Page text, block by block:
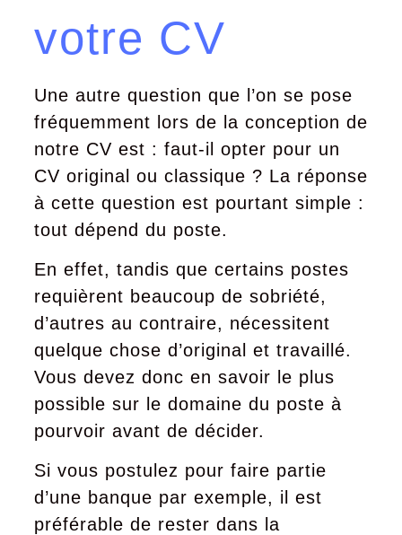
votre CV
Une autre question que l’on se pose
fréquemment lors de la conception de
notre CV est : faut-il opter pour un
CV original ou classique ? La réponse
à cette question est pourtant simple :
tout dépend du poste.
En effet, tandis que certains postes
requièrent beaucoup de sobriété,
d’autres au contraire, nécessitent
quelque chose d’original et travaillé.
Vous devez donc en savoir le plus
possible sur le domaine du poste à
pourvoir avant de décider.
Si vous postulez pour faire partie
d’une banque par exemple, il est
préférable de rester dans la